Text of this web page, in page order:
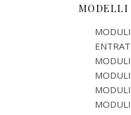
MODELLI